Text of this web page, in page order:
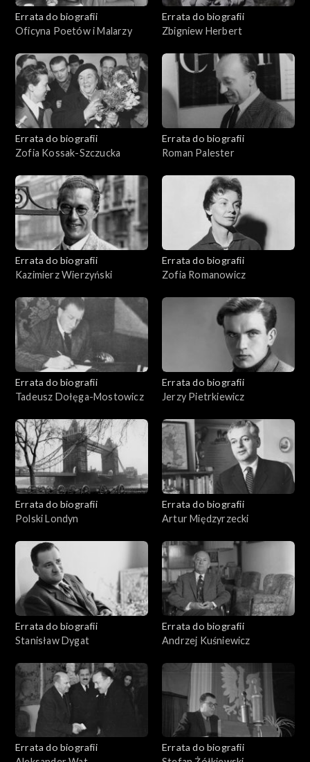
Errata do biografii
Oficyna Poetów i Malarzy
Errata do biografii
Zbigniew Herbert
Errata do biografii
Zofia Kossak-Szczucka
Errata do biografii
Roman Palester
Errata do biografii
Kazimierz Wierzyński
Errata do biografii
Zofia Romanowicz
Errata do biografii
Tadeusz Dołęga-Mostowicz
Errata do biografii
Jerzy Pietrkiewicz
Errata do biografii
Polski Londyn
Errata do biografii
Artur Międzyrzecki
Errata do biografii
Stanisław Dygat
Errata do biografii
Andrzej Kuśniewicz
Errata do biografii
Errata do biografii